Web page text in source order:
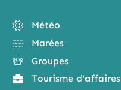
Météo
Marées
Groupes
Tourisme d'affaires